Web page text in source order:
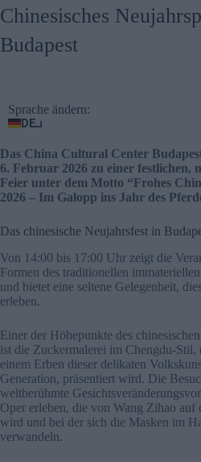
Chinesisches
Budapest
Sprache ändern:
DE
Das China Cultural Center
6. Februar 2026 zu einer festlichen,
Feier unter dem Motto “Frohes
2026 – Im Galopp ins Jahr des
Das chinesische Neujahrsfest in
Von 14:00 bis 17:00 Uhr zeigt die
Formen des traditionellen
und bietet eine seltene Gelegenheit,
erleben.
Einer der Höhepunkte des
ist die Zuckermalerei im Chengdu-
einem Erben dieser delikaten
Generation, präsentiert wird. Die
weltberühmte
Oper erleben, die von Wang Zihao auf
wird und bei der sich die Masken im
verwandeln.